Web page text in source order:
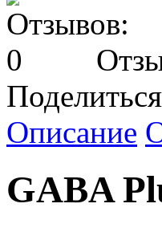
Поделиться
Описание
GABA